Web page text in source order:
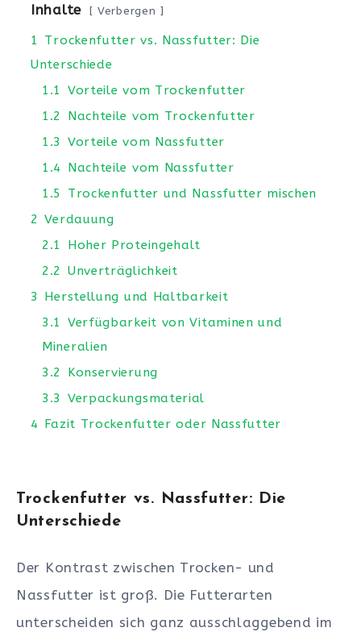
Inhalte Verbergen
1
Trockenfutter vs. Nassfutter: Die
Unterschiede
1.1
Vorteile vom Trockenfutter
1.2
Nachteile vom Trockenfutter
1.3
Vorteile vom Nassfutter
1.4
Nachteile vom Nassfutter
1.5
Trockenfutter und Nassfutter mischen
2 Verdauung
2.1
Hoher Proteingehalt
2.2 Unverträglichkeit
3
Herstellung und Haltbarkeit
3.1
Verfügbarkeit von Vitaminen und
Mineralien
3.2
Konservierung
3.3
Verpackungsmaterial
4 Fazit Trockenfutter oder Nassfutter
Trockenfutter vs. Nassfutter: Die
Unterschiede
Der Kontrast zwischen Trocken- und
Nassfutter ist groß. Die Futterarten
unterscheiden sich ganz ausschlaggebend im